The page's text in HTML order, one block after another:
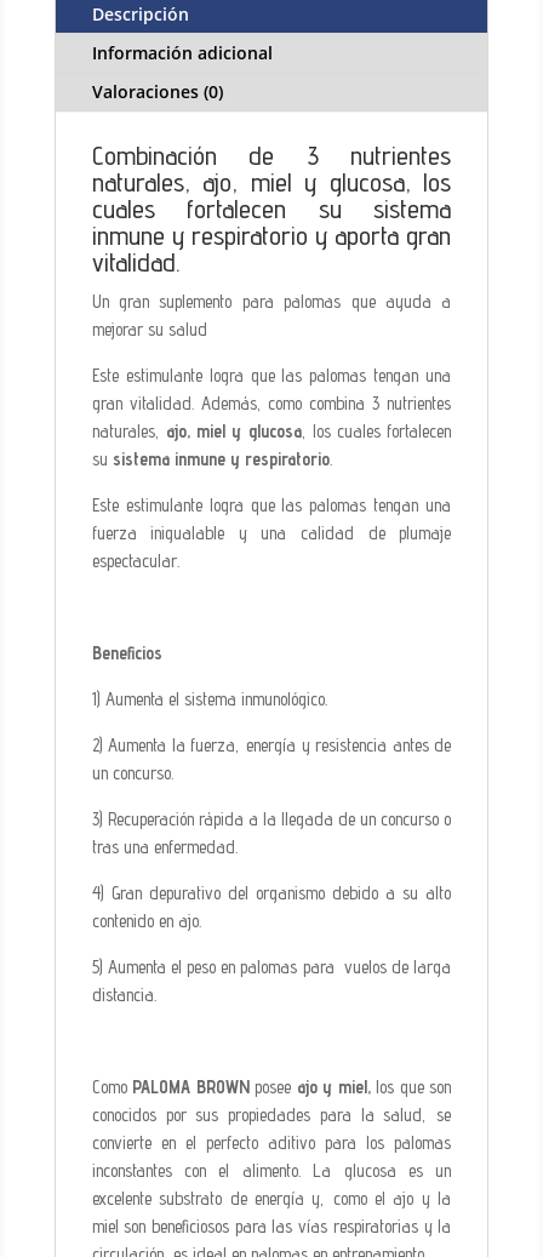
3
nutrientes
naturales,
ajo,
glucosa,
cuales
sistema
inmune
respiratorio
vitalidad
cantidad
Descripción
Información adicional
Valoraciones (0)
Combinación de 3 nutrientes
naturales, ajo, miel y glucosa, los
cuales fortalecen su sistema
inmune y respiratorio y aporta gran
vitalidad.
Un gran suplemento para palomas que ayuda a
mejorar su salud
Este estimulante logra que las palomas tengan una
gran vitalidad. Además, como combina 3 nutrientes
naturales, ajo, miel y glucosa, los cuales fortalecen
su sistema inmune y respiratorio.
Este estimulante logra que las palomas tengan una
fuerza inigualable y una calidad de plumaje
espectacular.
Beneficios
1) Aumenta el sistema inmunológico.
2) Aumenta la fuerza, energía y resistencia antes de
un concurso.
3) Recuperación rápida a la llegada de un concurso o
tras una enfermedad.
4) Gran depurativo del organismo debido a su alto
contenido en ajo.
5) Aumenta el peso en palomas para vuelos de larga
distancia.
ComoPALOMA BROWN posee ajo y miel,los que son
conocidos por sus propiedades para la salud, se
convierte en el perfecto aditivo para los palomas
inconstantes con el alimento. La glucosa es un
excelente substrato de energía y, como el ajo y la
miel son beneficiosos para las vías respiratorias y la